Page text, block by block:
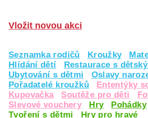
Vložit novou akci
Seznamka rodičů Kroužky
Hlídání dětí
Restaurace s
Ubytování s dětmi
Oslavy
Pořadatelé kroužků
Ententýky
Kupovačka
Soutěže pro děti
Slevové vouchery
Hry
Pohádky
Tvoření s dětmi
Hry pro hravé